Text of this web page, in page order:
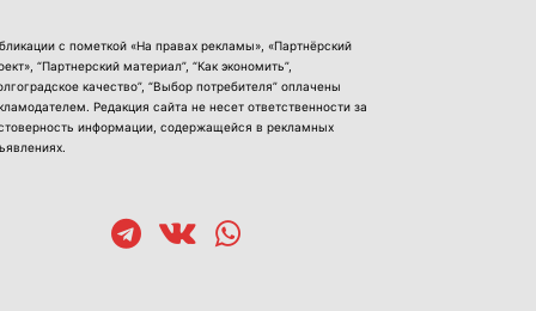
с пометкой «На правах рекламы», «Партнёрский
“Партнерский материал”, “Как экономить”,
качество”, “Выбор потребителя” оплачены
Редакция сайта не несет ответственности за
информации, содержащейся в рекламных